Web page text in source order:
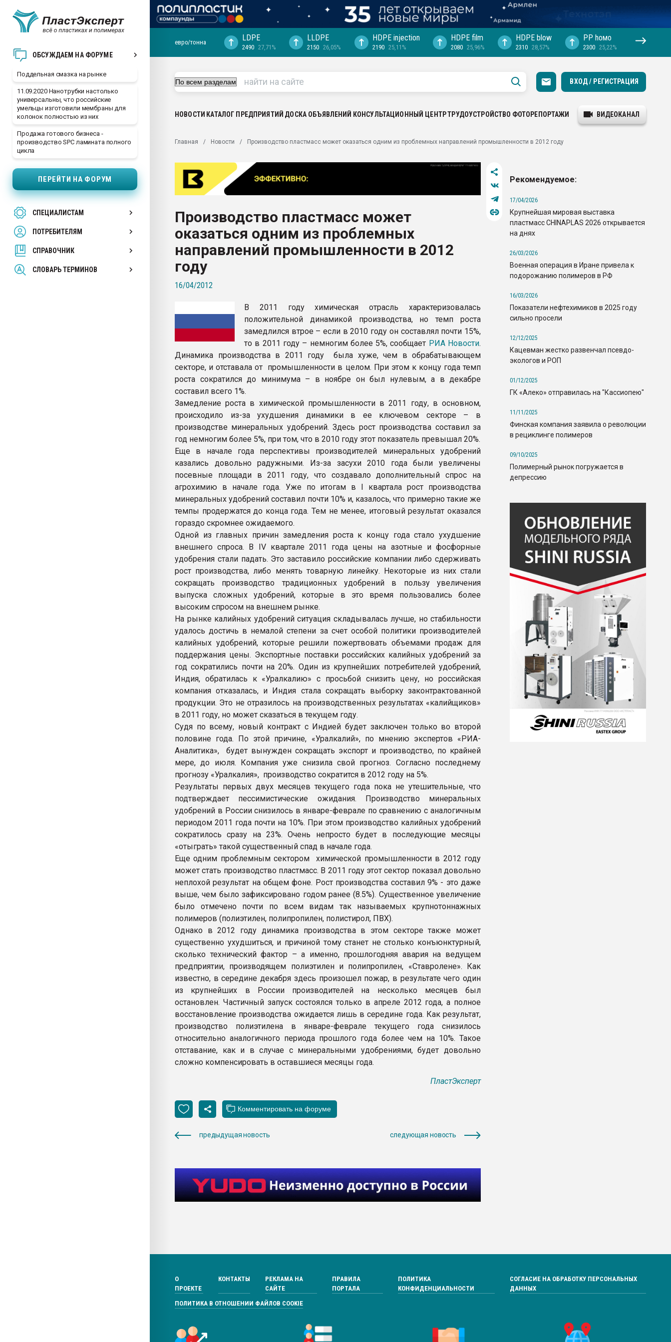
ОБСУЖДАЕМ НА ФОРУМЕ
Поддельная смазка на рынке
11.09.2020 Нанотрубки настолько
универсальны, что российские
умельцы изготовили мембраны для
колонок полностью из них
Продажа готового бизнеса -
производство SPC ламината полного
цикла
ПЕРЕЙТИ НА ФОРУМ
СПЕЦИАЛИСТАМ
ПОТРЕБИТЕЛЯМ
СПРАВОЧНИК
СЛОВАРЬ ТЕРМИНОВ
ближайшее подмосковье, с.-в.
Подмосковье, Москва
первый план в переработке
28.07.2026 "Технониколь" довольна
ситуацией на строительном рынке
Всё, что касается выдува ПЭТ
Материал поверхности пуансона для
Продам отходы Композиция
поликарбоната и АБС-пластика
Armaloy PC/ABS-1IM черный цвет
ПЕРЕЙТИ НА ФОРУМ
евро/тонна LDPE
2490 27,71%
LLDPE
2150 26,05%
HDPE injection
2190 25,11%
HDPE film
2080 25,96%
HDPE blow
2310 28,57%
PP hомо
2300 25,22%
ВХОД / РЕГИСТРАЦИЯ
НОВОСТИ КАТАЛОГ ПРЕДПРИЯТИЙ ДОСКА ОБЪЯВЛЕНИЙ КОНСУЛЬТАЦИОННЫЙ ЦЕНТРТРУДОУСТРОЙСТВО ФОТОРЕПОРТАЖИ ВИДЕОКАНАЛ
Главная Новости Производство пластмасс может оказаться одним из проблемных направлений промышленности в 2012 году
Производство пластмасс может
оказаться одним из проблемных
направлений промышленности в 2012
году
16/04/2012
В 2011 году химическая отрасль характеризовалась
положительной динамикой производства, но темп роста
замедлился втрое – если в 2010 году он составлял почти 15%,
то в 2011 году – немногим более 5%, сообщает РИА Новости.
Динамика производства в 2011 году была хуже, чем в обрабатывающем
секторе, и отставала от промышленности в целом. При этом к концу года темп
роста сократился до минимума – в ноябре он был нулевым, а в декабре
составил всего 1%.
Замедление роста в химической промышленности в 2011 году, в основном,
происходило из-за ухудшения динамики в ее ключевом секторе – в
производстве минеральных удобрений. Здесь рост производства составил за
год немногим более 5%, при том, что в 2010 году этот показатель превышал 20%.
Еще в начале года перспективы производителей минеральных удобрений
казались довольно радужными. Из-за засухи 2010 года были увеличены
посевные площади в 2011 году, что создавало дополнительный спрос на
агрохимию в начале года. Уже по итогам в I квартала рост производства
минеральных удобрений составил почти 10% и, казалось, что примерно такие же
темпы продержатся до конца года. Тем не менее, итоговый результат оказался
гораздо скромнее ожидаемого.
Одной из главных причин замедления роста к концу года стало ухудшение
внешнего спроса. В IV квартале 2011 года цены на азотные и фосфорные
удобрения стали падать. Это заставило российские компании либо сдерживать
рост производства, либо менять товарную линейку. Некоторые из них стали
сокращать производство традиционных удобрений в пользу увеличения
выпуска сложных удобрений, которые в это время пользовались более
высоким спросом на внешнем рынке.
На рынке калийных удобрений ситуация складывалась лучше, но стабильности
удалось достичь в немалой степени за счет особой политики производителей
калийных удобрений, которые решили пожертвовать объемами продаж для
поддержания цены. Экспортные поставки российских калийных удобрений за
год сократились почти на 20%. Один из крупнейших потребителей удобрений,
Индия, обратилась к «Уралкалию» с просьбой снизить цену, но российская
компания отказалась, и Индия стала сокращать выборку законтрактованной
продукции. Это не отразилось на производственных результатах «калийщиков»
в 2011 году, но может сказаться в текущем году.
Судя по всему, новый контракт с Индией будет заключен только во второй
половине года. По этой причине, «Уралкалий», по мнению экспертов «РИА-
Аналитика», будет вынужден сокращать экспорт и производство, по крайней
мере, до июля. Компания уже снизила свой прогноз. Согласно последнему
прогнозу «Уралкалия», производство сократится в 2012 году на 5%.
Результаты первых двух месяцев текущего года пока не утешительные, что
подтверждает пессимистические ожидания. Производство минеральных
удобрений в России снизилось в январе-феврале по сравнению с аналогичным
периодом 2011 года почти на 10%. При этом производство калийных удобрений
сократилось сразу на 23%. Очень непросто будет в последующие месяцы
«отыграть» такой существенный спад в начале года.
Еще одним проблемным сектором химической промышленности в 2012 году
может стать производство пластмасс. В 2011 году этот сектор показал довольно
неплохой результат на общем фоне. Рост производства составил 9% - это даже
выше, чем было зафиксировано годом ранее (8.5%). Существенное увеличение
было отмечено почти по всем видам так называемых крупнотоннажных
полимеров (полиэтилен, полипропилен, полистирол, ПВХ).
Однако в 2012 году динамика производства в этом секторе также может
существенно ухудшиться, и причиной тому станет не столько конъюнктурный,
сколько технический фактор – а именно, прошлогодняя авария на ведущем
предприятии, производящем полиэтилен и полипропилен, «Ставролене». Как
известно, в середине декабря здесь произошел пожар, в результате чего один
из крупнейших в России производителей на несколько месяцев был
остановлен. Частичный запуск состоялся только в апреле 2012 года, а полное
восстановление производства ожидается лишь в середине года. Как результат,
производство полиэтилена в январе-феврале текущего года снизилось
относительно аналогичного периода прошлого года более чем на 10%. Такое
отставание, как и в случае с минеральными удобрениями, будет довольно
сложно компенсировать в оставшиеся месяцы года.
ПластЭксперт
предыдущая новость следующая новость
Рекомендуемое:
17/04/2026
Крупнейшая мировая выставка
пластмасс CHINAPLAS 2026 открывается
на днях
26/03/2026
Военная операция в Иране привела к
подорожанию полимеров в РФ
16/03/2026
Показатели нефтехимиков в 2025 году
сильно просели
12/12/2025
Кацевман жестко развенчал псевдо-
экологов и РОП
01/12/2025
ГК «Алеко» отправилась на "Кассиопею"
11/11/2025
Финская компания заявила о революции
в рециклинге полимеров
09/10/2025
Полимерный рынок погружается в
депрессию
О
ПРОЕКТЕ
КОНТАКТЫ
РЕКЛАМА НА
САЙТЕ
ПРАВИЛА
ПОРТАЛА
ПОЛИТИКА
КОНФИДЕНЦИАЛЬНОСТИ
СОГЛАСИЕ НА ОБРАБОТКУ ПЕРСОНАЛЬНЫХ
ДАННЫХ
ПОЛИТИКА В ОТНОШЕНИИ ФАЙЛОВ COOKIE